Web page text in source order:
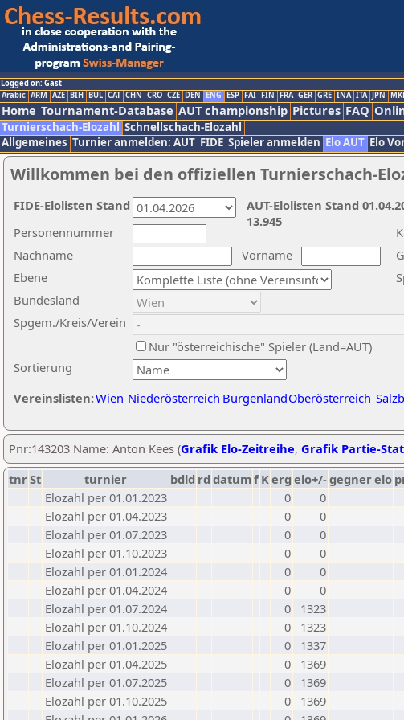
Logged on: Gast
Arabic ARM AZE BIH BUL CAT CHN CRO CZE DEN ENG ESP FAI FIN FRA GER GRE INA ITA JPN
Home Tournament-Database AUT championship Pictures FAQ
Turnierschach-Elozahl Schnellschach-Elozahl
Allgemeines Turnier anmelden: AUT FIDE Spieler anmelden Elo AUT Elo
Willkommen bei den offiziellen Turnierschach-
Nachname
Vorname
Ebene
Sortierung
Personennummer
Bundesland
Spgem./Kreis/Verein
Nur "österreichische" Spieler (Land=AUT)
Vereinslisten:Wien Niederösterreich BurgenlandOberösterreich
AUT-Elolisten Stand
13.945
FIDE-Elolisten Stand
Pnr:143203 Name: Anton Kees (Grafik Elo-Zeitreihe, Grafik Partie-
tnrSt turnier bdld rd datumf Kerg elo+/-gegnerelo
Elozahl per 01.01.2023
0
0
Elozahl per 01.04.2023
0
0
Elozahl per 01.07.2023
0
0
Elozahl per 01.10.2023
0
0
Elozahl per 01.01.2024
0
0
Elozahl per 01.04.2024
0
0
Elozahl per 01.07.2024
0
1323
Elozahl per 01.10.2024
0
1323
Elozahl per 01.01.2025
0
1337
Elozahl per 01.04.2025
0
1369
Elozahl per 01.07.2025
0
1369
Elozahl per 01.10.2025
0
1369